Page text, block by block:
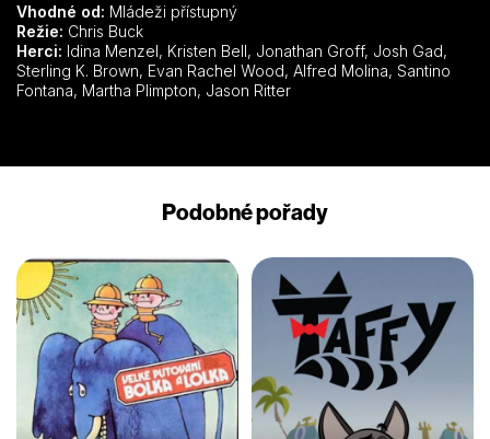
Vhodné od: Mládeži přístupný
Režie: Chris Buck
Herci:
Sterling K. Brown, Evan Rachel Wood, Alfred Molina, Santino
Fontana, Martha Plimpton, Jason Ritter
Podobné pořady